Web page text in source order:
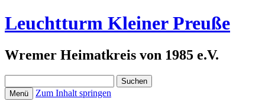
Leuchtturm Kleiner Preuße
Wremer Heimatkreis von 1985 e.V.
nach:
Menü Zum Inhalt springen